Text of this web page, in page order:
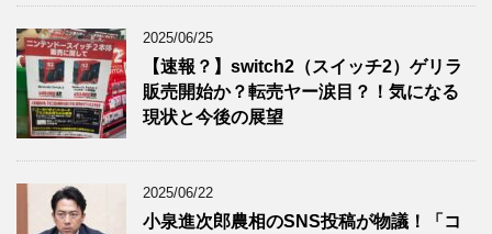
2025/06/25
【速報？】switch2（スイッチ2）ゲリラ
販売開始か？転売ヤー涙目？！気になる
現状と今後の展望
2025/06/22
小泉進次郎農相のSNS投稿が物議！「コ